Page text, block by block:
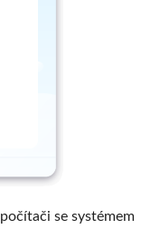
se systémem